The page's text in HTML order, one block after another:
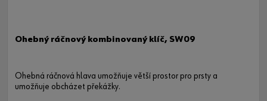
Ohebný ráčnový kombinovaný klíč, SW09
Ohebná ráčnová hlava umožňuje větší prostor pro prsty a
umožňuje obcházet překážky.